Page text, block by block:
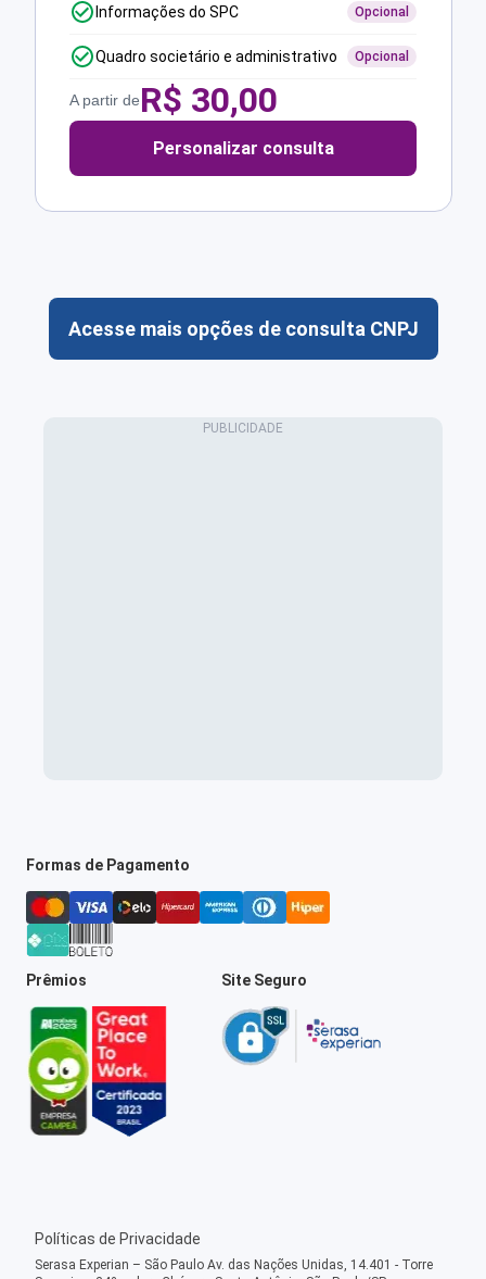
Informações do SPC Opcional
Quadro societário e administrativo Opcional
A partir deR$ 30,00
Personalizar consulta
Acesse mais opções de consulta CNPJ
Formas de Pagamento
Prêmios Site Seguro
Políticas de Privacidade
Serasa Experian – São Paulo Av. das Nações Unidas, 14.401 - Torre